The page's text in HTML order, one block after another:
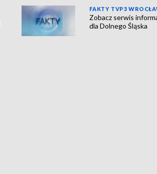
FAKTY TVP3
Zobacz serwis
dla Dolnego Śląska